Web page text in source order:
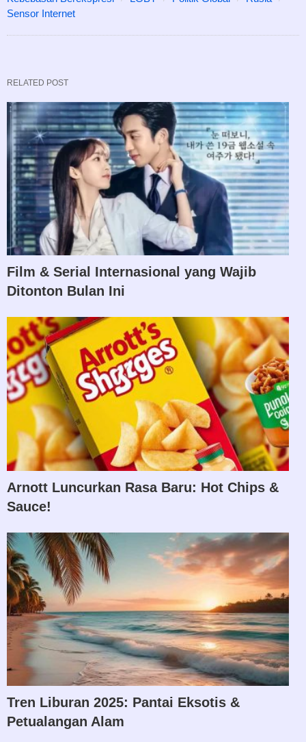
Sensor Internet
RELATED POST
Film & Serial Internasional yang Wajib
Ditonton Bulan Ini
Arnott Luncurkan Rasa Baru: Hot Chips &
Sauce!
Tren Liburan 2025: Pantai Eksotis &
Petualangan Alam